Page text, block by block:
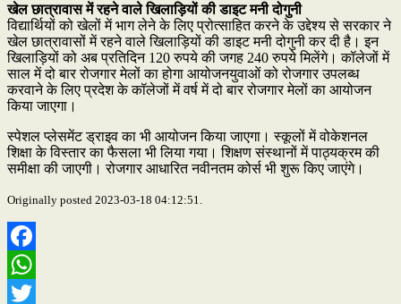
खेल छात्रावास में रहने वाले खिलाड़ियों की डाइट मनी दोगुनी
विद्यार्थियों को खेलों में भाग लेने के लिए प्रोत्साहित करने के उद्देश्य से सरकार ने
खेल छात्रावासों में रहने वाले खिलाड़ियों की डाइट मनी दोगुनी कर दी है। इन
खिलाड़ियों को अब प्रतिदिन 120 रुपये की जगह 240 रुपये मिलेंगे। कॉलेजों में
साल में दो बार रोजगार मेलों का होगा आयोजनयुवाओं को रोजगार उपलब्ध
करवाने के लिए प्रदेश के कॉलेजों में वर्ष में दो बार रोजगार मेलों का आयोजन
किया जाएगा।
स्पेशल प्लेसमेंट ड्राइव का भी आयोजन किया जाएगा। स्कूलों में वोकेशनल
शिक्षा के विस्तार का फैसला भी लिया गया। शिक्षण संस्थानों में पाठ्यक्रम की
समीक्षा की जाएगी। रोजगार आधारित नवीनतम कोर्स भी शुरू किए जाएंगे।
Originally posted 2023-03-18 04:12:51.
Facebook
WhatsApp